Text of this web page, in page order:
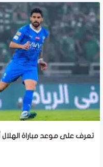
تعرف على موعد مباراة